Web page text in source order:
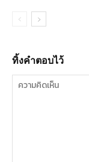
ทิ้งคำตอบไว้